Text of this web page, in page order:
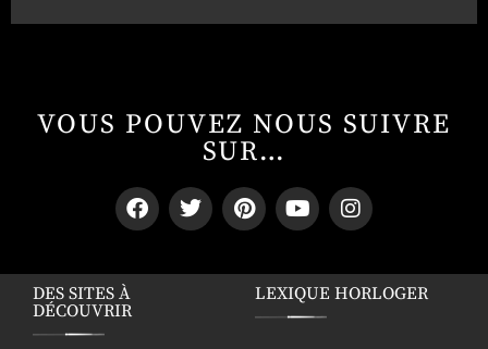
VOUS POUVEZ NOUS SUIVRE
SUR…
DES SITES À
DÉCOUVRIR
LEXIQUE HORLOGER